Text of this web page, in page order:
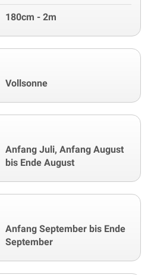
180cm - 2m
Vollsonne
Anfang Juli, Anfang August
bis Ende August
Anfang September bis Ende
September